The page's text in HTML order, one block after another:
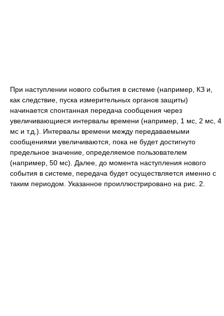
При наступлении нового события в системе (например, КЗ и,
как следствие, пуска измерительных органов защиты)
начинается спонтанная передача сообщения через
увеличивающиеся интервалы времени (например, 1 мс, 2 мс, 4
мс и т.д.). Интервалы времени между передаваемыми
сообщениями увеличиваются, пока не будет достигнуто
предельное значение, определяемое пользователем
(например, 50 мс). Далее, до момента наступления нового
события в системе, передача будет осуществляется именно с
таким периодом. Указанное проиллюстрировано на рис. 2.